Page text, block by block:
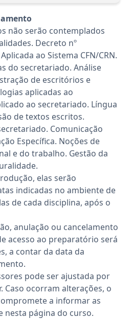
não serão contemplados
Decreto nº
ao Sistema CFN/CRN.
do secretariado. Análise
de escritórios e
aplicadas ao
ao secretariado. Língua
de textos escritos.
Comunicação
Específica. Noções de
e do trabalho. Gestão da
elas serão
indicadas no ambiente de
de cada disciplina, após o
anulação ou cancelamento
acesso ao preparatório será
a contar da data da
pode ser ajustada por
Caso ocorram alterações, o
a informar as
nesta página do curso.